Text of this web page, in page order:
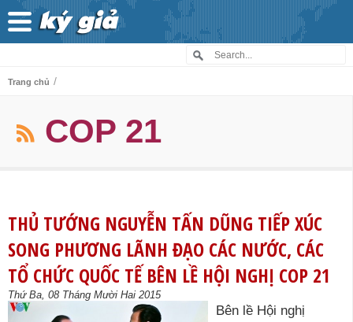
Trang chủ /
COP 21
THỦ TƯỚNG NGUYỄN TẤN DŨNG TIẾP XÚC
SONG PHƯƠNG LÃNH ĐẠO CÁC NƯỚC, CÁC
TỔ CHỨC QUỐC TẾ BÊN LỀ HỘI NGHỊ COP 21
Thứ Ba, 08 Tháng Mười Hai 2015
Bên lề Hội nghị